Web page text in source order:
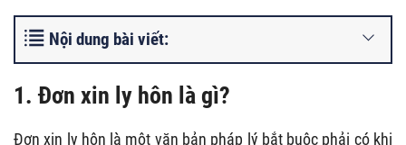
Nội dung bài viết:
1. Đơn xin ly hôn là gì?
Đơn xin ly hôn là một văn bản pháp lý bắt buộc phải có khi